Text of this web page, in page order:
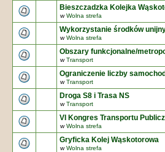
Bieszczadzka Kolejka
wWolna strefa
Wykorzystanie środków
wWolna strefa
Obszary funkcjonalne/
wTransport
Ograniczenie liczby
wTransport
Droga S8 i Trasa NS
wTransport
VI Kongres Transportu
wWolna strefa
Gryficka Kolej Wąskotorowa
wWolna strefa